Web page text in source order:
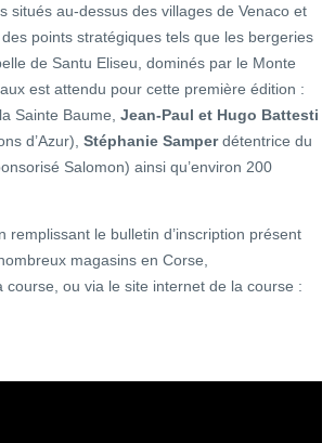
situés au-dessus des villages de Venaco et
points stratégiques tels que les bergeries
de Santu Eliseu, dominés par le Monte
est attendu pour cette première édition :
Sainte Baume, Jean-Paul et Hugo Battesti
d’Azur), Stéphanie Samperdétentrice du
Salomon) ainsi qu’environ 200
remplissant le bulletin d’inscription présent
magasins en Corse,
ou via le site internet de la course :